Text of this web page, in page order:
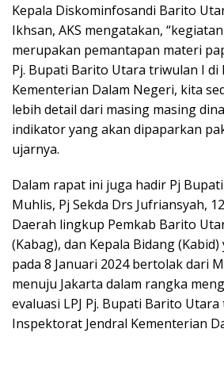
Kepala Diskominfosandi Barito
Ikhsan, AKS mengatakan,
merupakan pemantapan materi
Pj. Bupati Barito Utara triwulan I di
Kementerian Dalam Negeri, kita
lebih detail dari masing masing
indikator yang akan dipaparkan
ujarnya.
Dalam rapat ini juga hadir Pj
Muhlis, Pj Sekda Drs Jufriansyah,
Daerah lingkup Pemkab Barito
(Kabag), dan Kepala Bidang
pada 8 Januari 2024 bertolak dari
menuju Jakarta dalam rangka
evaluasi LPJ Pj. Bupati Barito
Inspektorat Jendral Kementerian